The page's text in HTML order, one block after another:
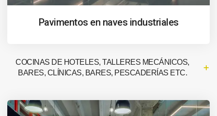
Pavimentos en naves industriales
COCINAS DE HOTELES, TALLERES MECÁNICOS,
BARES, CLÍNICAS, BARES, PESCADERÍAS ETC.